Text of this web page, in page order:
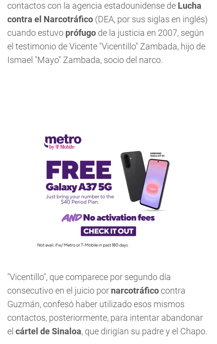
contactos con la agencia estadounidense de Lucha
contra el Narcotráfico (DEA, por sus siglas en inglés)
cuando estuvo prófugo de la justicia en 2007, según
el testimonio de Vicente "Vicentillo" Zambada, hijo de
Ismael "Mayo" Zambada, socio del narco.
"Vicentillo", que comparece por segundo día
consecutivo en el juicio por narcotráficocontra
Guzmán, confesó haber utilizado esos mismos
contactos, posteriormente, para intentar abandonar
el cártel de Sinaloa, que dirigían su padre y el Chapo.